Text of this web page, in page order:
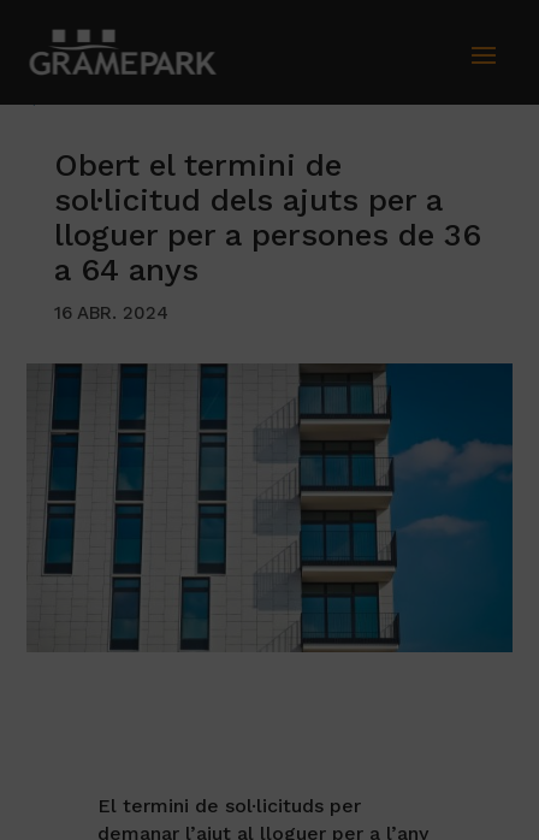
Obert el termini de
sol·licitud dels ajuts per a
lloguer per a persones de 36
a 64 anys
16 ABR. 2024
El termini de sol·licituds per
demanar l’ajut al lloguer per a l’any